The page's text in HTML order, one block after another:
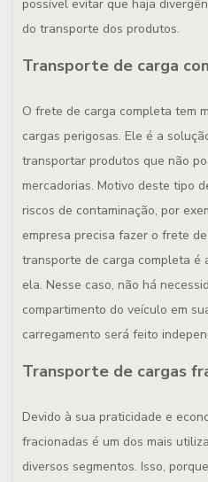
possível evitar que haja
do transporte dos produtos.
Transporte de carga
O frete de carga completa tem
cargas perigosas. Ele é a
transportar produtos que não
mercadorias. Motivo deste tipo
riscos de contaminação, por
empresa precisa fazer o frete
transporte de carga completa é
ela. Nesse caso, não há
compartimento do veículo em
carregamento será feito
Transporte de cargas
Devido à sua praticidade e
fracionadas é um dos mais
diversos segmentos. Isso,